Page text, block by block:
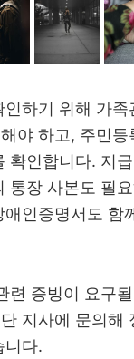
인하기 위해 가족
야 하고, 주민
확인합니다. 지
통장 사본도 필
인증명서도 함
련 증빙이 요구
지사에 문의해
니다.